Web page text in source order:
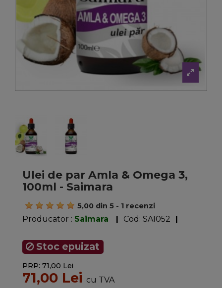
Ulei de par Amla & Omega 3,
100ml - Saimara
5,00din 5- 1 recenzi
Producator : Saimara | Cod: SAI052 |
Stoc epuizat
PRP: 71,00 Lei
71,00 Lei cu TVA